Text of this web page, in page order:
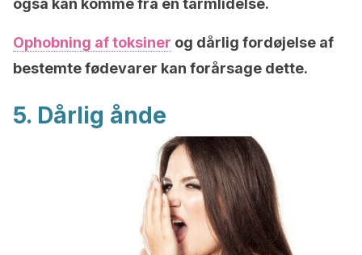
også kan komme fra en tarmlidelse.
Ophobning af toksiner og dårlig fordøjelse af
bestemte fødevarer kan forårsage dette.
5. Dårlig ånde